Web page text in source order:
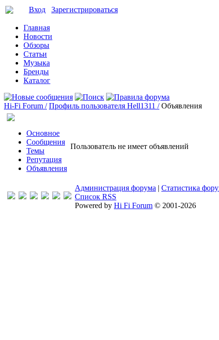
Вход Зарегистрироваться
Главная
Новости
Обзоры
Статьи
Музыка
Бренды
Каталог
Hi-Fi Forum / Профиль пользователя Hell1311 / Объявления
Основное
Сообщения
Темы
Репутация
Объявления
Пользователь не имеет объявлений
Администрация форума | Статистика
Список RSS
Powered by Hi Fi Forum © 2001-2026